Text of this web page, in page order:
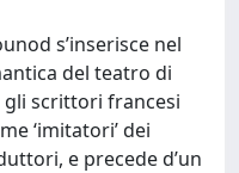
s’inserisce nel
del teatro di
gli scrittori francesi
‘imitatori’ dei
e precede d’un